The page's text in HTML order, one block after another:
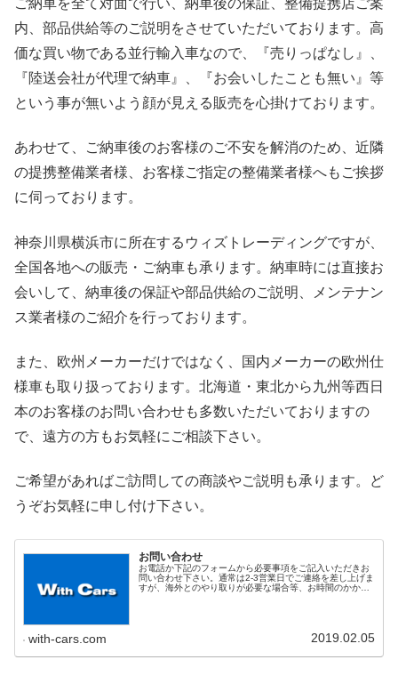
内、部品供給等のご説明をさせていただいております。高
価な買い物である並行輸入車なので、『売りっぱなし』、
『陸送会社が代理で納車』、『お会いしたことも無い』等
という事が無いよう顔が見える販売を心掛けております。
あわせて、ご納車後のお客様のご不安を解消のため、近隣
の提携整備業者様、お客様ご指定の整備業者様へもご挨拶
に伺っております。
神奈川県横浜市に所在するウィズトレーディングですが、
全国各地への販売・ご納車も承ります。納車時には直接お
会いして、納車後の保証や部品供給のご説明、メンテナン
ス業者様のご紹介を行っております。
また、欧州メーカーだけではなく、国内メーカーの欧州仕
様車も取り扱っております。北海道・東北から九州等西日
本のお客様のお問い合わせも多数いただいておりますの
で、遠方の方もお気軽にご相談下さい。
ご希望があればご訪問しての商談やご説明も承ります。ど
うぞお気軽に申し付け下さい。
お問い合わせ
お電話か下記のフォームから必要事項をご記入いただきお
問い合わせ下さい。通常は2-3営業日でご連絡を差し上げま
すが、海外とのやり取りが必要な場合等、お時間のかかる
with-cars.com 2019.02.05